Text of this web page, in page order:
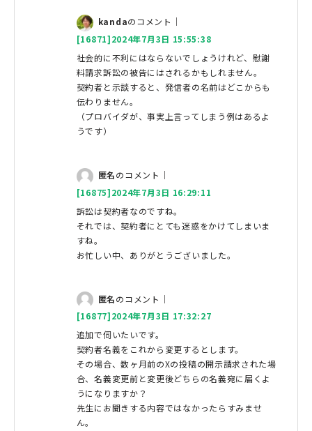
kandaのコメント｜
[16871]2024年7月3日 15:55:38
社会的に不利にはならないでしょうけれど、慰謝
料請求訴訟の被告にはされるかもしれません。
契約者と示談すると、発信者の名前はどこからも
伝わりません。
（プロバイダが、事実上言ってしまう例はあるよ
うです）
匿名のコメント｜
[16875]2024年7月3日 16:29:11
訴訟は契約者なのですね。
それでは、契約者にとても迷惑をかけてしまいま
すね。
お忙しい中、ありがとうございました。
匿名のコメント｜
[16877]2024年7月3日 17:32:27
追加で伺いたいです。
契約者名義をこれから変更するとします。
その場合、数ヶ月前のXの投稿の開示請求された場
合、名義変更前と変更後どちらの名義宛に届くよ
うになりますか？
先生にお聞きする内容ではなかったらすみませ
ん。